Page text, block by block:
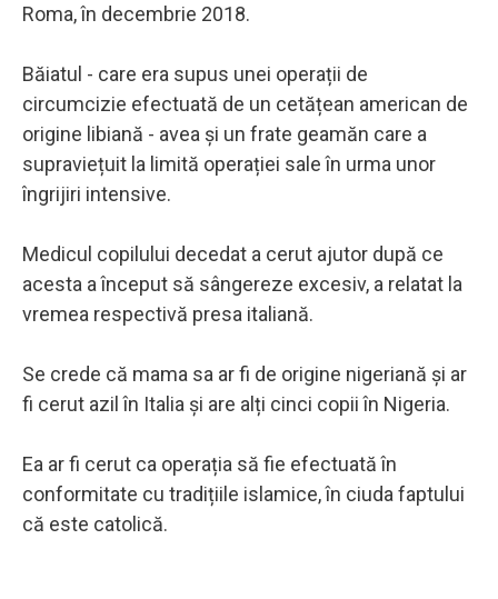
Roma, în decembrie 2018.
Băiatul - care era supus unei operații de
circumcizie efectuată de un cetățean american de
origine libiană - avea și un frate geamăn care a
supraviețuit la limită operației sale în urma unor
îngrijiri intensive.
Medicul copilului decedat a cerut ajutor după ce
acesta a început să sângereze excesiv, a relatat la
vremea respectivă presa italiană.
Se crede că mama sa ar fi de origine nigeriană și ar
fi cerut azil în Italia și are alți cinci copii în Nigeria.
Ea ar fi cerut ca operația să fie efectuată în
conformitate cu tradițiile islamice, în ciuda faptului
că este catolică.